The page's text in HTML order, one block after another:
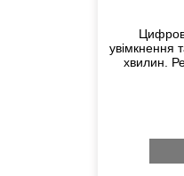
увімкнення
хвилин.